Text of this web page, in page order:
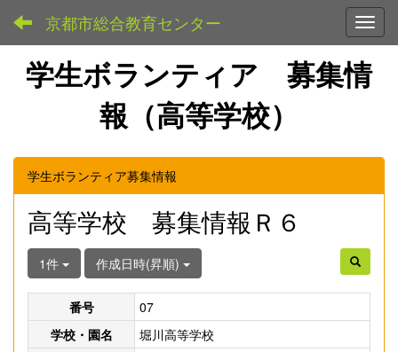
京都市総合教育センター
学生ボランティア 募集情
報（高等学校）
学生ボランティア募集情報
高等学校 募集情報Ｒ６
1件 作成日時(昇順)
番号
07
学校・園名
堀川高等学校